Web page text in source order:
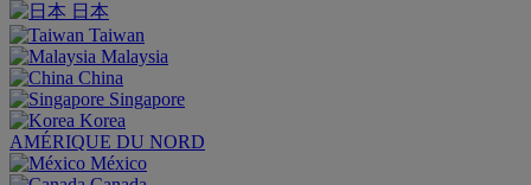
日本
Taiwan
Malaysia
China
Singapore
Korea
AMÉRIQUE DU NORD
México